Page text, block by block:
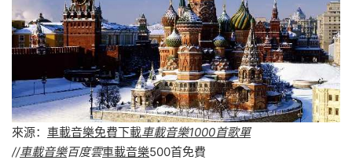
來源： 車載音樂免費下載車載音樂1000首歌單
//車載音樂百度雲車載音樂500首免費